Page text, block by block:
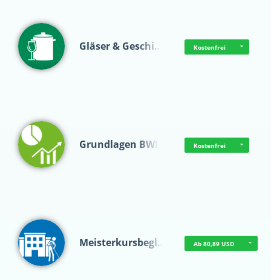
Gläser & Geschi… Kostenfrei
Grundlagen BWL Kostenfrei
Meisterkursbegl… Ab 80,89 USD